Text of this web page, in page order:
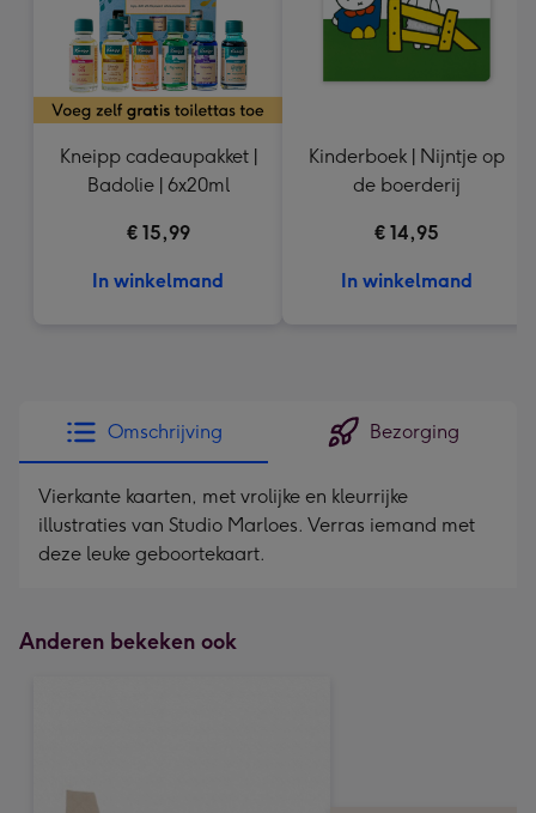
Kneipp cadeaupakket |
Badolie | 6x20ml
€ 15,99
In winkelmand
Kinderboek | Nijntje op
de boerderij
€ 14,95
In winkelmand
Omschrijving Bezorging
Vierkante kaarten, met vrolijke en kleurrijke
illustraties van Studio Marloes. Verras iemand met
deze leuke geboortekaart.
Anderen bekeken ook